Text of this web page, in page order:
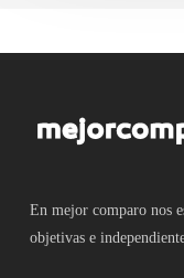
En mejor comparo nos
objetivas e